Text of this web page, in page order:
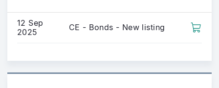
12 Sep
2025
CE - Bonds - New listing